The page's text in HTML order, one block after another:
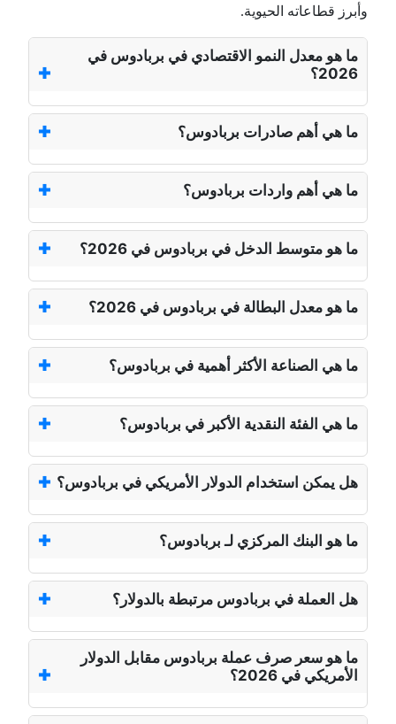
وأبرز قطاعاته الحيوية.
ما هو معدل النمو الاقتصادي في بربادوس في
2026؟
ما هي أهم صادرات بربادوس؟
ما هي أهم واردات بربادوس؟
ما هو متوسط الدخل في بربادوس في 2026؟
ما هو معدل البطالة في بربادوس في 2026؟
ما هي الصناعة الأكثر أهمية في بربادوس؟
ما هي الفئة النقدية الأكبر في بربادوس؟
هل يمكن استخدام الدولار الأمريكي في بربادوس؟
ما هو البنك المركزي لـ بربادوس؟
هل العملة في بربادوس مرتبطة بالدولار؟
ما هو سعر صرف عملة بربادوس مقابل الدولار
الأمريكي في 2026؟